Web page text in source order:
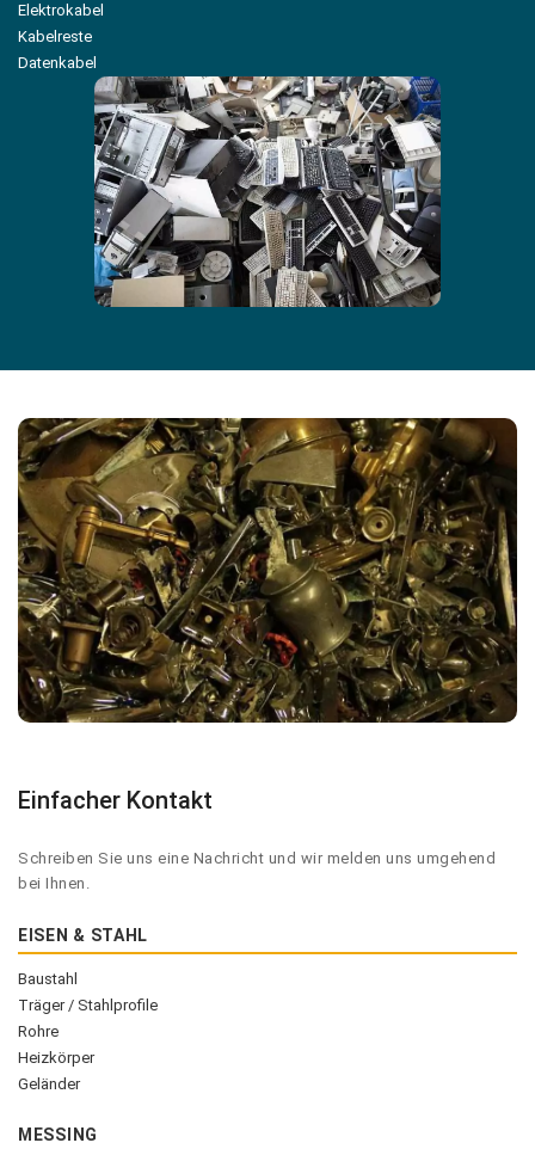
Elektrokabel
Kabelreste
Datenkabel
Einfacher Kontakt
Schreiben Sie uns eine Nachricht und wir melden uns umgehend
bei Ihnen.
EISEN & STAHL
Baustahl
Träger / Stahlprofile
Rohre
Heizkörper
Geländer
MESSING